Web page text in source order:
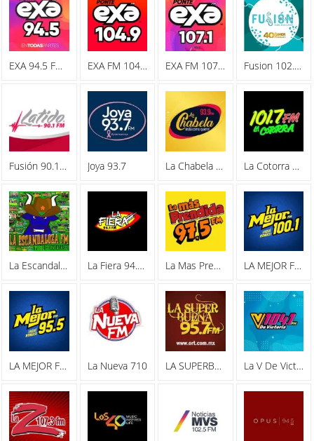
EXA 94.5 FM - XHBJ EXA FM 104.9 EXA FM 107.1 FM XHBJ Fusion 102.5 FM
Fusión 90.1 FM Joya 93.7 La Chabela 93.9 FM La Cotorra FM 101.7
La Escandaloza FM La Fiera 94.1 FM La Mas Prendida XHHP 97.5 FM LA MEJOR FM 100.1
LA MEJOR FM 95.5 La Nueva 710 LA SUPERBUENA 95.7 FM La V De Victoria 104.1 FM